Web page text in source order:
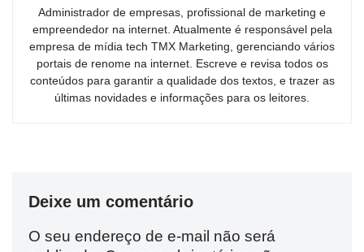
Administrador de empresas, profissional de marketing e
empreendedor na internet. Atualmente é responsável pela
empresa de mídia tech TMX Marketing, gerenciando vários
portais de renome na internet. Escreve e revisa todos os
conteúdos para garantir a qualidade dos textos, e trazer as
últimas novidades e informações para os leitores.
Deixe um comentário
O seu endereço de e-mail não será